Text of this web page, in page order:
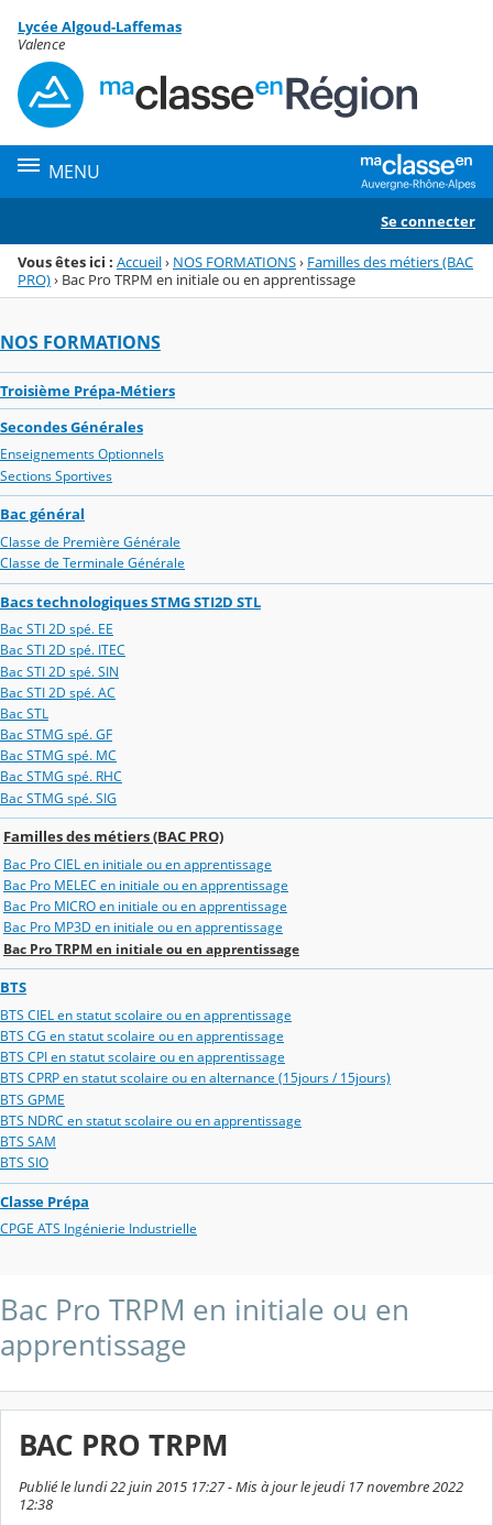
Menu de la rubrique
Contenu
Lycée Algoud-Laffemas
Valence
MENU
Se connecter
Vous êtes ici : Accueil› NOS FORMATIONS› Familles des métiers (BAC
PRO)› Bac Pro TRPM en initiale ou en apprentissage
NOS FORMATIONS
Troisième Prépa-Métiers
Secondes Générales
Enseignements Optionnels
Sections Sportives
Bac général
Classe de Première Générale
Classe de Terminale Générale
Bacs technologiques STMG STI2D STL
Bac STI 2D spé. EE
Bac STI 2D spé. ITEC
Bac STI 2D spé. SIN
Bac STI 2D spé. AC
Bac STL
Bac STMG spé. GF
Bac STMG spé. MC
Bac STMG spé. RHC
Bac STMG spé. SIG
Familles des métiers (BAC PRO)
Bac Pro CIEL en initiale ou en apprentissage
Bac Pro MELEC en initiale ou en apprentissage
Bac Pro MICRO en initiale ou en apprentissage
Bac Pro MP3D en initiale ou en apprentissage
Bac Pro TRPM en initiale ou en apprentissage
BTS
BTS CIEL en statut scolaire ou en apprentissage
BTS CG en statut scolaire ou en apprentissage
BTS CPI en statut scolaire ou en apprentissage
BTS CPRP en statut scolaire ou en alternance (15jours / 15jours)
BTS GPME
BTS NDRC en statut scolaire ou en apprentissage
BTS SAM
BTS SIO
Classe Prépa
CPGE ATS Ingénierie Industrielle
Bac Pro TRPM en initiale ou en
apprentissage
BAC PRO TRPM
Publié le lundi 22 juin 2015 17:27 - Mis à jour le jeudi 17 novembre 2022
12:38